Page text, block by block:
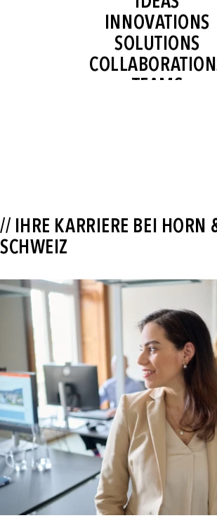
SOLUTIONS
COLLABORATIONS
TEAMS
CONNECTIONS
IDEAS
COLLABORATIONS
TEAMS
CONNECTIONS
// IHRE KARRIERE BEI HORN
SCHWEIZ